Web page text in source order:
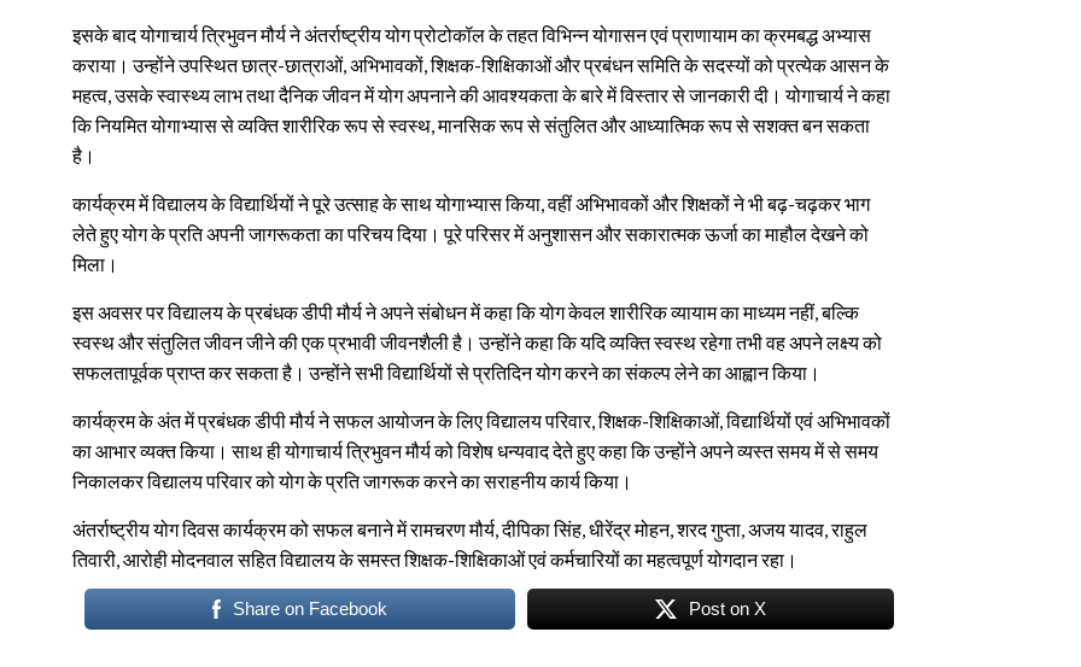
इसके बाद योगाचार्य त्रिभुवन मौर्य ने अंतर्राष्ट्रीय योग प्रोटोकॉल के तहत विभिन्न योगासन एवं प्राणायाम का क्रमबद्ध अभ्यास
कराया। उन्होंने उपस्थित छात्र-छात्राओं, अभिभावकों, शिक्षक-शिक्षिकाओं और प्रबंधन समिति के सदस्यों को प्रत्येक आसन के
महत्व, उसके स्वास्थ्य लाभ तथा दैनिक जीवन में योग अपनाने की आवश्यकता के बारे में विस्तार से जानकारी दी। योगाचार्य ने कहा
कि नियमित योगाभ्यास से व्यक्ति शारीरिक रूप से स्वस्थ, मानसिक रूप से संतुलित और आध्यात्मिक रूप से सशक्त बन सकता
है।
कार्यक्रम में विद्यालय के विद्यार्थियों ने पूरे उत्साह के साथ योगाभ्यास किया, वहीं अभिभावकों और शिक्षकों ने भी बढ़-चढ़कर भाग
लेते हुए योग के प्रति अपनी जागरूकता का परिचय दिया। पूरे परिसर में अनुशासन और सकारात्मक ऊर्जा का माहौल देखने को
मिला।
इस अवसर पर विद्यालय के प्रबंधक डीपी मौर्य ने अपने संबोधन में कहा कि योग केवल शारीरिक व्यायाम का माध्यम नहीं, बल्कि
स्वस्थ और संतुलित जीवन जीने की एक प्रभावी जीवनशैली है। उन्होंने कहा कि यदि व्यक्ति स्वस्थ रहेगा तभी वह अपने लक्ष्य को
सफलतापूर्वक प्राप्त कर सकता है। उन्होंने सभी विद्यार्थियों से प्रतिदिन योग करने का संकल्प लेने का आह्वान किया।
कार्यक्रम के अंत में प्रबंधक डीपी मौर्य ने सफल आयोजन के लिए विद्यालय परिवार, शिक्षक-शिक्षिकाओं, विद्यार्थियों एवं अभिभावकों
का आभार व्यक्त किया। साथ ही योगाचार्य त्रिभुवन मौर्य को विशेष धन्यवाद देते हुए कहा कि उन्होंने अपने व्यस्त समय में से समय
निकालकर विद्यालय परिवार को योग के प्रति जागरूक करने का सराहनीय कार्य किया।
अंतर्राष्ट्रीय योग दिवस कार्यक्रम को सफल बनाने में रामचरण मौर्य, दीपिका सिंह, धीरेंद्र मोहन, शरद गुप्ता, अजय यादव, राहुल
तिवारी, आरोही मोदनवाल सहित विद्यालय के समस्त शिक्षक-शिक्षिकाओं एवं कर्मचारियों का महत्वपूर्ण योगदान रहा।
Share on Facebook Post on X